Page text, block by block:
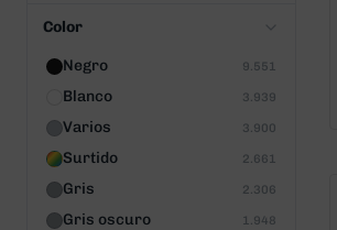
Color
Negro 9.551
Blanco 3.939
Varios 3.900
Surtido 2.661
Gris 2.306
Gris oscuro 1.948